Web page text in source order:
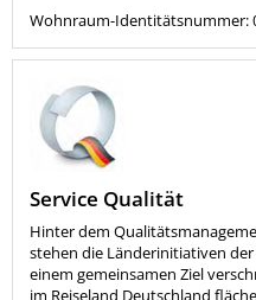
Wohnraum-Identitätsnummer:
Service Qualität
Hinter dem
stehen die Länderinitiativen der
einem gemeinsamen Ziel
im Reiseland Deutschland